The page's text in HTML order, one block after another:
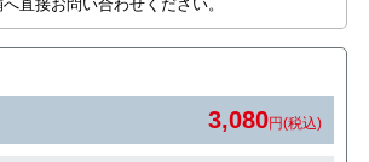
直接お問い合わせください。
3,080円(税込)